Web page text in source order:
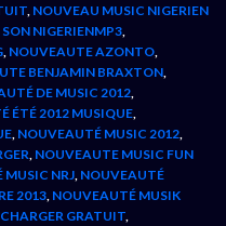
, NOUVEAU MUSIC NIGERIEN
NIGERIENMP3,
, NOUVEAUTE AZONTO,
BENJAMIN BRAXTON,
DE MUSIC 2012,
ÉTÉ 2012 MUSIQUE,
, NOUVEAUTÉ MUSIC 2012,
, NOUVEAUTE MUSIC FUN
MUSIC NRJ, NOUVEAUTÉ
2013, NOUVEAUTÉ MUSIK
GRATUIT,